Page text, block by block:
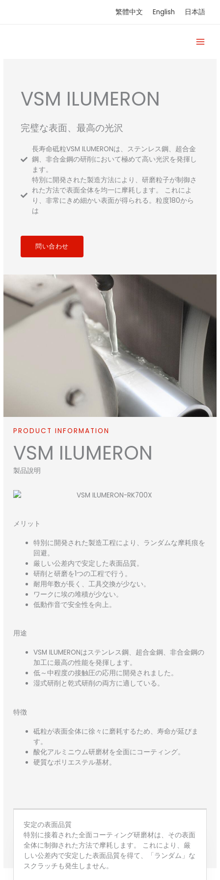
繁體中文 English 日本語
VSM ILUMERON
完璧な表面、最高の光沢
長寿命砥粒VSM ILUMERONは、ステンレス鋼、超合金
鋼、非合金鋼の研削において極めて高い光沢を発揮し
ます。
特別に開発された製造方法により、研磨粒子が制御さ
れた方法で表面全体を均一に摩耗します。 これによ
り、非常にきめ細かい表面が得られる。粒度180から
は
問い合わせ
PRODUCT INFORMATION
VSM ILUMERON
製品說明
メリット
特別に開発された製造工程により、ランダムな摩耗痕を
回避。
厳しい公差内で安定した表面品質。
研削と研磨を1つの工程で行う。
耐用年数が長く、工具交換が少ない。
ワークに埃の堆積が少ない。
低動作音で安全性を向上。
用途
VSM ILUMERONはステンレス鋼、超合金鋼、非合金鋼の
加工に最高の性能を発揮します。
低～中程度の接触圧の応用に開発されました。
湿式研削と乾式研削の両方に適している。
特徴
砥粒が表面全体に徐々に磨耗するため、寿命が延びま
す。
酸化アルミニウム研磨材を全面にコーティング。
硬質なポリエステル基材。
安定の表面品質
特別に接着された全面コーティング研磨材は、その表面
全体に制御された方法で摩耗します。 これにより、厳
しい公差内で安定した表面品質を得て、「ランダム」な
スクラッチも発生しません。